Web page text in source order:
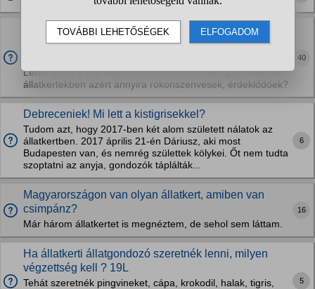
Vajon az emberszabású főemlősök - leginkább az
orángután - képesek megérteni, hogy az emberek
Lehet ezért a sok videó ahol a terhes nőkkel, gyerekekkel
állatkertekben azért annyira rokonszenvesek, érdeklődőek?
40
Debreceniek! Mi lett a kistigrisekkel?
Tudom azt, hogy 2017-ben két alom született nálatok az
állatkertben. 2017 április 21-én Dáriusz, aki most
Budapesten van, és nemrég születtek kölykei. Őt nem tudta
szoptatni az anyja, gondozók táplálták...
6
Magyarországon van olyan állatkert, amiben van
csimpánz?
Már három állatkertet is megnéztem, de sehol sem láttam.
16
Ha állatkerti állatgondozó szeretnék lenni, milyen
végzettség kell ? 19L
Tehát szeretnék pingvineket, cápa, krokodil, halak, tigris,
5